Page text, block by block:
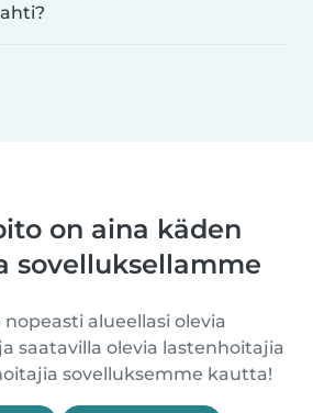
on aina käden
sovelluksellamme
alueellasi olevia
saatavilla olevia lastenhoitajia
sovelluksemme kautta!